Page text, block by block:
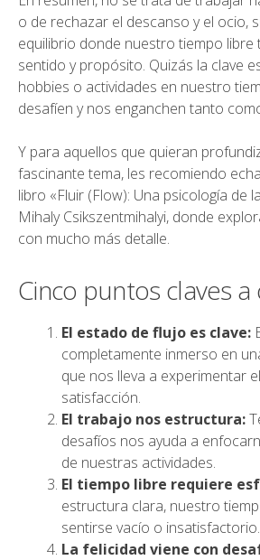
o de rechazar el descanso y el ocio,
equilibrio donde nuestro tiempo libre
sentido y propósito. Quizás la clave
hobbies o actividades en nuestro
desafíen y nos enganchen tanto
Y para aquellos que quieran
fascinante tema, les recomiendo
libro «Fluir (Flow): Una psicología de
Mihaly Csikszentmihalyi, donde
con mucho más detalle.
Cinco puntos claves
El estado de flujo es clave:
completamente inmerso en
que nos lleva a experimentar
satisfacción.
El trabajo nos estructura:
desafíos nos ayuda a
de nuestras actividades.
El tiempo libre requiere
estructura clara, nuestro
sentirse vacío o insatisfactorio.
La felicidad viene con